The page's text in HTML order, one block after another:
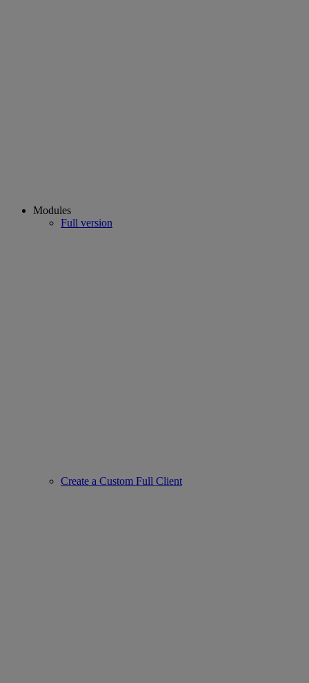
Modules
Full version
Create a Custom Full Client